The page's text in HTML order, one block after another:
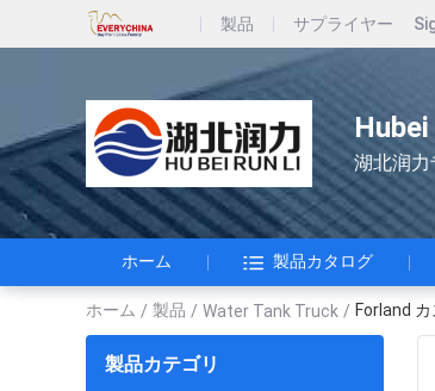
製品 サプライヤー
湖北润力
ホーム 製品カタログ
ホーム / 製品 / Water Tank Truck / Forland
製品カテゴリ